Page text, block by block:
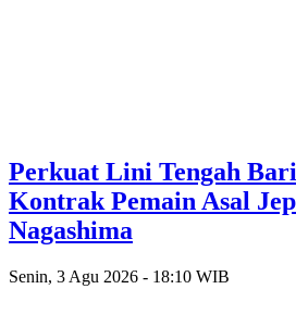
Perkuat Lini Tengah
Kontrak Pemain Asal
Nagashima
Senin, 3 Agu 2026 - 18:10 WIB